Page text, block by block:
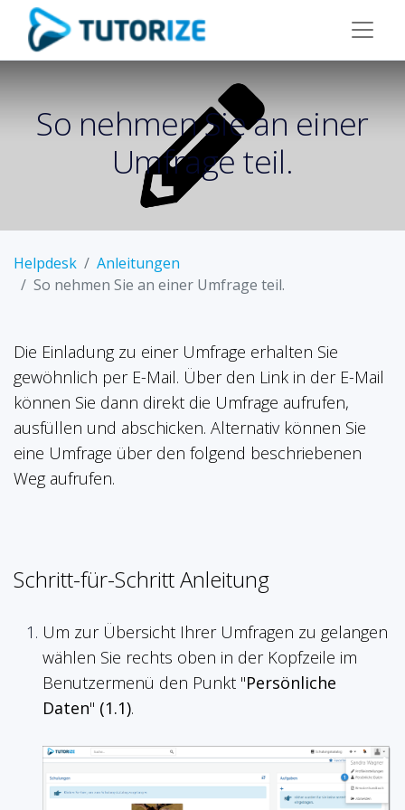
So nehmen Sie an einer
Umfrage teil.
Helpdesk
Anleitungen
So nehmen Sie an einer Umfrage teil.
Die Einladung zu einer Umfrage erhalten Sie
gewöhnlich per E-Mail. Über den Link in der E-Mail
können Sie dann direkt die Umfrage aufrufen,
ausfüllen und abschicken. Alternativ können Sie
eine Umfrage über den folgend beschriebenen
Weg aufrufen.
Schritt-für-Schritt Anleitung
Um zur Übersicht Ihrer Umfragen zu gelangen
wählen Sie rechts oben in der Kopfzeile im
Benutzermenü den Punkt "Persönliche
Daten" (1.1).